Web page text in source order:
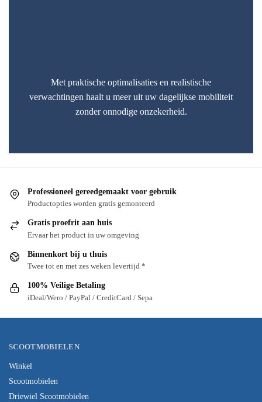
Met praktische optimalisaties en realistische
verwachtingen haalt u meer uit uw dagelijkse mobiliteit
zonder onnodige onzekerheid.
Professioneel gereedgemaakt voor gebruik
Productopties worden gratis gemonteerd
Gratis proefrit aan huis
Ervaar het product in uw omgeving
Binnenkort bij u thuis
Twee tot en met zes weken levertijd *
100% Veilige Betaling
iDeal/Wero / PayPal / CreditCard / Sepa
SCOOTMOBIELEN
Winkel
Scootmobielen
Driewiel Scootmobielen